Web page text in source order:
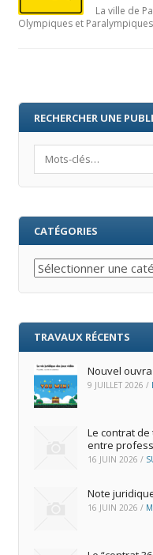
La ville de
Olympiques et
RECHERCHER UNE
CATÉGORIES
Catégories
TRAVAUX RÉCENTS
Nouvel
9 JUILLET 2026 /
Le contrat de
entre
16 JUIN 2026 /
Note
16 JUIN 2026 /